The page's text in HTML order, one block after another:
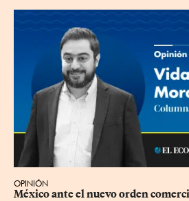
OPINIÓN
México ante el nuevo orden